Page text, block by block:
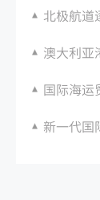
北极航道
澳大利亚港口
国际海运
新一代国